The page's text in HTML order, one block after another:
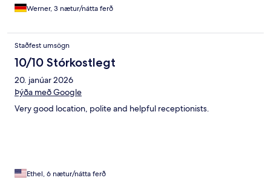
Werner, 3 nætur/nátta ferð
Staðfest umsögn
10/10 Stórkostlegt
20. janúar 2026
Þýða með Google
Very good location, polite and helpful receptionists.
Ethel, 6 nætur/nátta ferð